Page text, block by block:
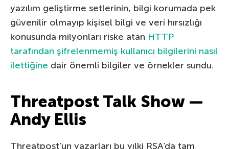
yazılım geliştirme setlerinin, bilgi korumada pek
güvenilir olmayıp kişisel bilgi ve veri hırsızlığı
konusunda milyonları riske atan HTTP
tarafından şifrelenmemiş kullanıcı bilgilerini nasıl
ilettiğine dair önemli bilgiler ve örnekler sundu.
Threatpost Talk Show —
Andy Ellis
Threatpost’un yazarları bu yılki RSA’da tam